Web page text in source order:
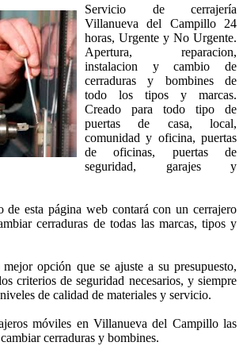
Servicio de cerrajería
Villanueva del Campillo 24
horas, Urgente y No Urgente.
Apertura, reparacion,
instalacion y cambio de
cerraduras y bombines de
todo los tipos y marcas.
Creado para todo tipo de
puertas de casa, local,
comunidad y oficina, puertas
de oficinas, puertas de
seguridad, garajes y
de esta página web contará con un cerrajero
cerraduras de todas las marcas, tipos y
opción que se ajuste a su presupuesto,
criterios de seguridad necesarios, y siempre
de calidad de materiales y servicio.
móviles en Villanueva del Campillo las
cerraduras y bombines.